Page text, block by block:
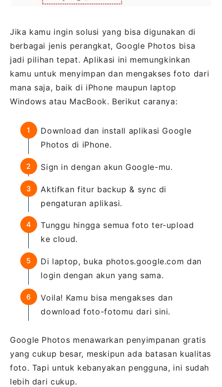
Jika kamu ingin solusi yang bisa digunakan di
berbagai jenis perangkat, Google Photos bisa
jadi pilihan tepat. Aplikasi ini memungkinkan
kamu untuk menyimpan dan mengakses foto dari
mana saja, baik di iPhone maupun laptop
Windows atau MacBook. Berikut caranya:
Download dan install aplikasi Google
Photos di iPhone.
Sign in dengan akun Google-mu.
Aktifkan fitur backup & sync di
pengaturan aplikasi.
Tunggu hingga semua foto ter-upload
ke cloud.
Di laptop, buka photos.google.com dan
login dengan akun yang sama.
Voila! Kamu bisa mengakses dan
download foto-fotomu dari sini.
Google Photos menawarkan penyimpanan gratis
yang cukup besar, meskipun ada batasan kualitas
foto. Tapi untuk kebanyakan pengguna, ini sudah
lebih dari cukup.